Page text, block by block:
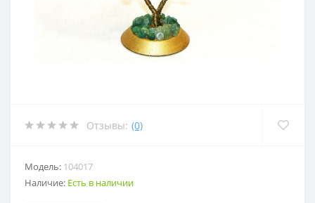
Отзывы: (0)
Модель: 104017
Наличие: Есть в наличии